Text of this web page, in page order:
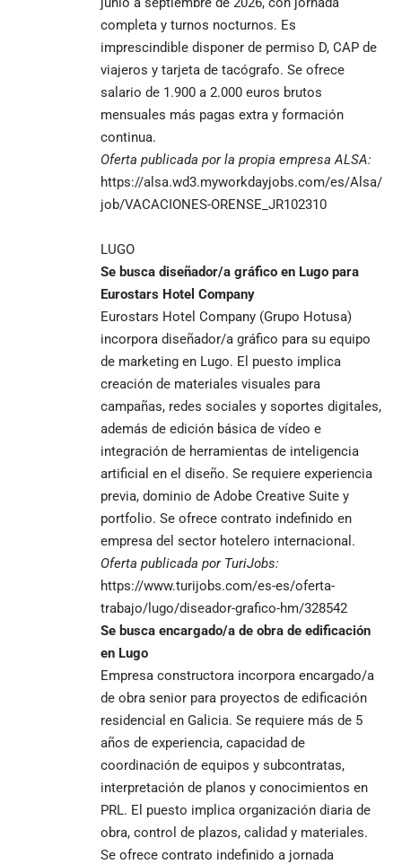
completa y turnos nocturnos. Es
imprescindible disponer de permiso D, CAP de
viajeros y tarjeta de tacógrafo. Se ofrece
salario de 1.900 a 2.000 euros brutos
mensuales más pagas extra y formación
continua.
Oferta publicada por la propia empresa ALSA:
https://alsa.wd3.myworkdayjobs.com/es/Alsa/
job/VACACIONES-ORENSE_JR102310
LUGO
Se busca diseñador/a gráfico en Lugo para
Eurostars Hotel Company
Eurostars Hotel Company (Grupo Hotusa)
incorpora diseñador/a gráfico para su equipo
de marketing en Lugo. El puesto implica
creación de materiales visuales para
campañas, redes sociales y soportes digitales,
además de edición básica de vídeo e
integración de herramientas de inteligencia
artificial en el diseño. Se requiere experiencia
previa, dominio de Adobe Creative Suite y
portfolio. Se ofrece contrato indefinido en
empresa del sector hotelero internacional.
Oferta publicada por TuriJobs:
https://www.turijobs.com/es-es/oferta-
trabajo/lugo/diseador-grafico-hm/328542
Se busca encargado/a de obra de edificación
en Lugo
Empresa constructora incorpora encargado/a
de obra senior para proyectos de edificación
residencial en Galicia. Se requiere más de 5
años de experiencia, capacidad de
coordinación de equipos y subcontratas,
interpretación de planos y conocimientos en
PRL. El puesto implica organización diaria de
obra, control de plazos, calidad y materiales.
Se ofrece contrato indefinido a jornada